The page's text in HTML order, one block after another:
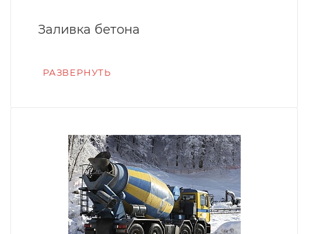
Заливка бетона
РАЗВЕРНУТЬ